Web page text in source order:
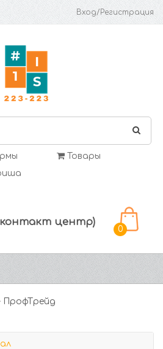
Вход/Регистрация
Товары
(контакт центр)
0
ПрофТрейд